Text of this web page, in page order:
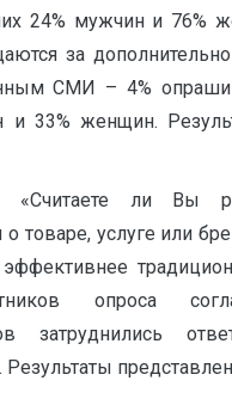
24% мужчин и 76%
за
СМИ – 4%
и 33% женщин.
«Считаете ли Вы
товаре, услуге или
опроса
затруднились
Результаты